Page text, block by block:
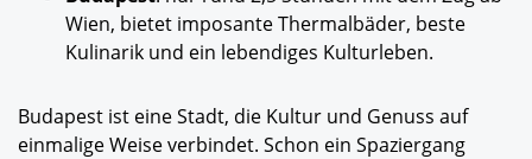
Wien, bietet imposante Thermalbäder, beste
Kulinarik und ein lebendiges Kulturleben.
Budapest ist eine Stadt, die Kultur und Genuss auf
einmalige Weise verbindet. Schon ein Spaziergang